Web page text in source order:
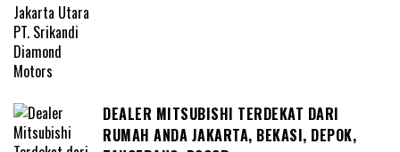
DEALER MITSUBISHI TERDEKAT DARI
RUMAH ANDA JAKARTA, BEKASI, DEPOK,